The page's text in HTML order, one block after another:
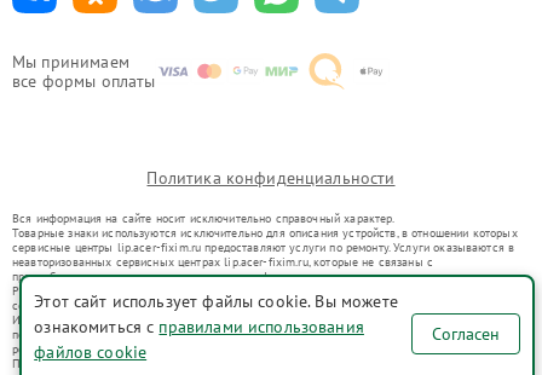
Мы принимаем
все формы оплаты
Политика конфиденциальности
Вся информация на сайте носит исключительно справочный характер.
Товарные знаки используются исключительно для описания устройств, в отношении которых
сервисные центры lip.acer-fixim.ru предоставляют услуги по ремонту. Услуги оказываются в
неавторизованных сервисных центрах lip.acer-fixim.ru, которые не связаны с
правообладателями товарных знаков или их официальными представителями.
Ремонт осуществляется для устройств, уже введенных в гражданский оборот в соответствии
со статьей 1487 ГК РФ.
Использование товарных знаков не преследует цели индивидуализации услуг или введения
потребителей в заблуждение, а служит для информирования о предоставляемых услугах по
ремонту техники указанных брендов.
Представленная на сайте информация не является публичной офертой, определяемой
Этот сайт использует файлы cookie. Вы можете
ознакомиться с правилами использования
файлов cookie
Согласен